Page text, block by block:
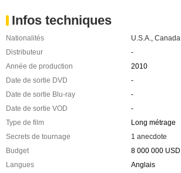
Infos techniques
Nationalités U.S.A., Canada
Distributeur
-
Année de production
2010
Date de sortie DVD
-
Date de sortie Blu-ray
-
Date de sortie VOD
-
Type de film
Long métrage
Secrets de tournage
1 anecdote
Budget
8 000 000 USD
Langues
Anglais